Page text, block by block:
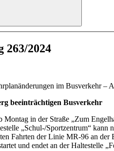
263/2024
im Busverkehr –
beeinträchtigen Busverkehr
Montag in der Straße „Zum
„Schul-/Sportzentrum“
Fahrten der Linie MR-96 an
und endet an der Haltestelle